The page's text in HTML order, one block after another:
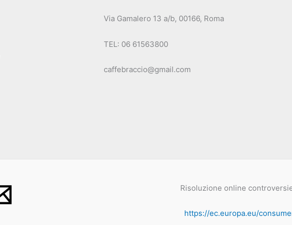
Via Gamalero 13 a/b, 00166, Roma
TEL: 06 61563800
caffebraccio@gmail.com
Risoluzione online
https://ec.europa.eu/